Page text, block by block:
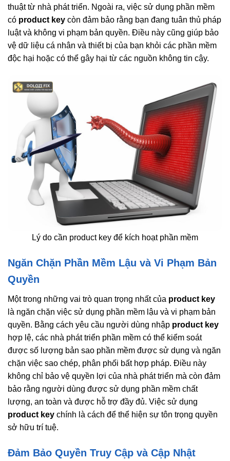
thuật từ nhà phát triển. Ngoài ra, việc sử dụng phần mềm
có product key còn đảm bảo rằng bạn đang tuân thủ pháp
luật và không vi phạm bản quyền. Điều này cũng giúp bảo
vệ dữ liệu cá nhân và thiết bị của bạn khỏi các phần mềm
độc hại hoặc có thể gây hại từ các nguồn không tin cậy.
Lý do cần product key để kích hoạt phần mềm
Ngăn Chặn Phần Mềm Lậu và Vi Phạm Bản
Quyền
Một trong những vai trò quan trọng nhất của product key
là ngăn chặn việc sử dụng phần mềm lậu và vi phạm bản
quyền. Bằng cách yêu cầu người dùng nhập product key
hợp lệ, các nhà phát triển phần mềm có thể kiểm soát
được số lượng bản sao phần mềm được sử dụng và ngăn
chặn việc sao chép, phân phối bất hợp pháp. Điều này
không chỉ bảo vệ quyền lợi của nhà phát triển mà còn đảm
bảo rằng người dùng được sử dụng phần mềm chất
lượng, an toàn và được hỗ trợ đầy đủ. Việc sử dụng
product key chính là cách để thể hiện sự tôn trọng quyền
sở hữu trí tuệ.
Đảm Bảo Quyền Truy Cập và Cập Nhật